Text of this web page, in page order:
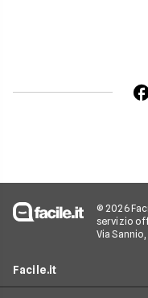
© 2026
servizio
Via Sannio,
Facile.it